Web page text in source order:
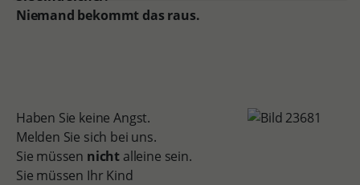
Niemand bekommt das raus.
Haben Sie keine Angst.
Melden Sie sich bei uns.
Sie müssen nicht alleine sein.
Sie müssen Ihr Kind